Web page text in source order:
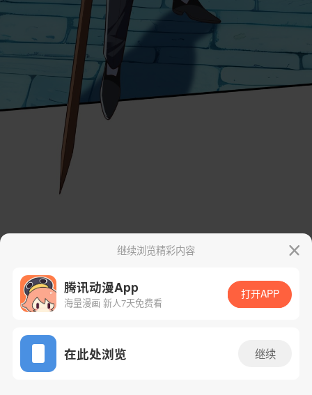
App免费看
继续浏览精彩内容
腾讯动漫App
海量漫画 新人7天免费看
打开APP
在此处浏览 继续